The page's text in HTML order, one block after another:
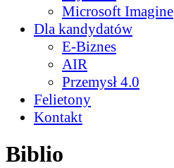
Microsoft Imagine
Dla kandydatów
E-Biznes
AIR
Przemysł 4.0
Felietony
Kontakt
Biblio